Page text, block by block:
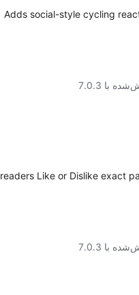
Adds social-style cycling
با 7.0.3
Like or Dislike exact
با 7.0.3